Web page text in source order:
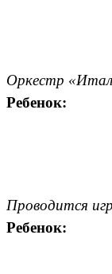
Оркестр
Ребенок:
Проводится
Ребенок: